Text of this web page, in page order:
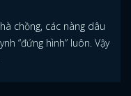
chồng, các nàng dâu
“đứng hình” luôn. Vậy